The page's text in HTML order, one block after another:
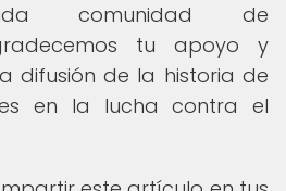
comunidad de
tu apoyo y
difusión de la historia de
en la lucha contra el